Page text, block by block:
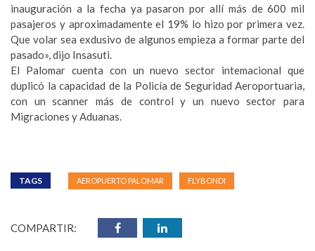
inauguración a la fecha ya pasaron por allí más de 600 mil
pasajeros y aproximadamente el 19% lo hizo por primera vez.
Que volar sea exdusivo de algunos empieza a formar parte del
pasado», dijo Insasuti.
El Palomar cuenta con un nuevo sector intemacional que
duplicó la capacidad de la Policía de Seguridad Aeroportuaria,
con un scanner más de control y un nuevo sector para
Migraciones y Aduanas.
TAGS AEROPUERTO PALOMAR FLYBONDI
COMPARTIR: